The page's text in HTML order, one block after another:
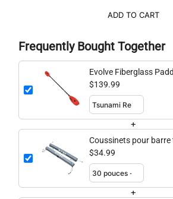
ADD TO CART
Frequently Bought Together
Evolve Fiberglass
98.4" adjustable)
$139.99
+
Coussinets pour barre
toit (2 pk)
$34.99
+